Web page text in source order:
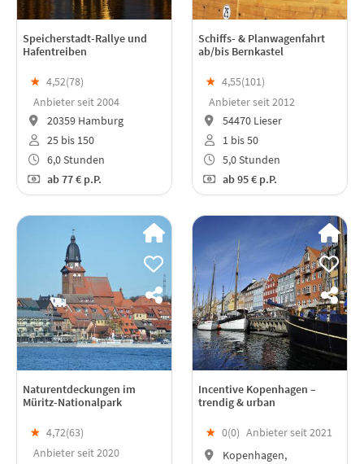
Speicherstadt-Rallye und
Hafentreiben
★ 4,52(78)
Anbieter seit 2004
20359 Hamburg
25 bis 150
6,0 Stunden
ab77 € p.P.
Schiffs- & Planwagenfahrt
ab/bis Bernkastel
★ 4,55(101)
Anbieter seit 2012
54470 Lieser
1 bis 50
5,0 Stunden
ab95 € p.P.
Naturentdeckungen im
Müritz-Nationalpark
★ 4,72(63)
Anbieter seit 2020
Incentive Kopenhagen –
trendig & urban
★ 0(0) Anbieter seit 2021
Kopenhagen,